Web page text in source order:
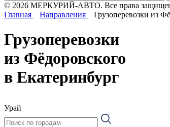
© 2026 МЕРКУРИЙ-АВТО. Все права
Главная
Направления Грузоперевозки из
Грузоперевозки
из Фёдоровского
в Екатеринбург
Урай